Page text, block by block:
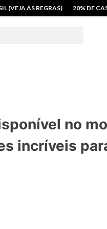
(VEJA AS REGRAS) 20% DE
no
incríveis